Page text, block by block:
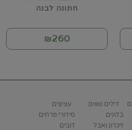
חתונה לבנה
₪260
דילים שווים
עציצים
בלונים
סידורי פרחים
זיכרון ואבל
דובים